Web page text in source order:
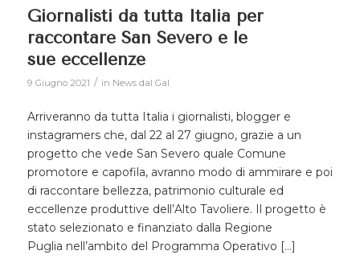
Giornalisti da tutta Italia per
raccontare San Severo e le
sue eccellenze
9 Giugno 2021 / in News dal Gal
Arriveranno da tutta Italia i giornalisti, blogger e
instagramers che, dal 22 al 27 giugno, grazie a un
progetto che vede San Severo quale Comune
promotore e capofila, avranno modo di ammirare e poi
di raccontare bellezza, patrimonio culturale ed
eccellenze produttive dell’Alto Tavoliere. Il progetto è
stato selezionato e finanziato dalla Regione
Puglia nell’ambito del Programma Operativo […]